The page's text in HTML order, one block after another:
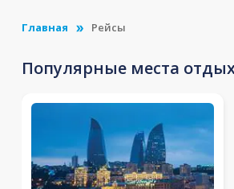
Главная Рейсы
Популярные места